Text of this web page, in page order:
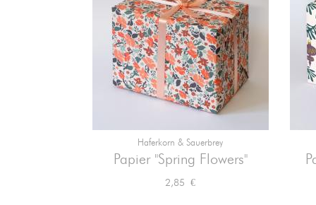
Haferkorn & Sauerbrey
Papier "Spring Flowers"
Preis
2,85 €
Vorschau